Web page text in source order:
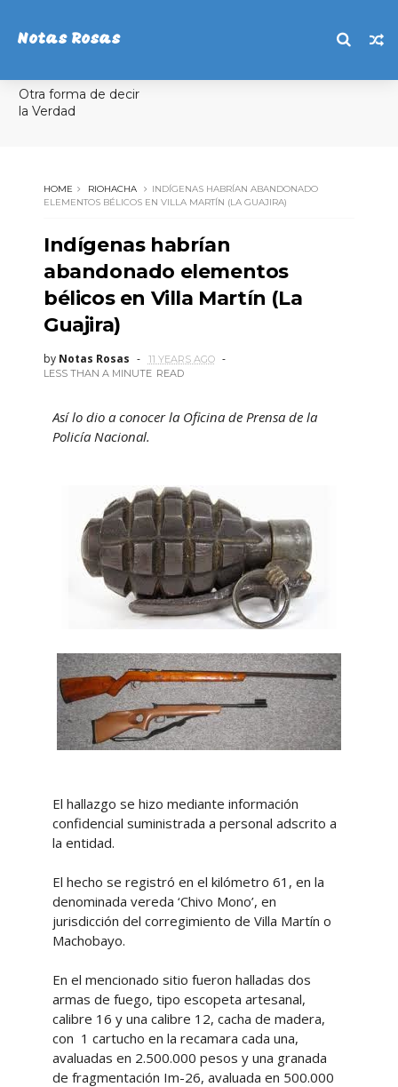
Notas Rosas
Otra forma de decir
la Verdad
HOME RIOHACHA
INDÍGENAS HABRÍAN ABANDONADO
ELEMENTOS BÉLICOS EN VILLA MARTÍN (LA GUAJIRA)
Indígenas habrían
abandonado elementos
bélicos en Villa Martín (La
Guajira)
by Notas Rosas
11 YEARS AGO
LESS THAN A MINUTE READ
Así lo dio a conocer la Oficina de Prensa de la
Policía Nacional.
El hallazgo se hizo mediante información
confidencial suministrada a personal adscrito a
la entidad.
El hecho se registró en el kilómetro 61, en la
denominada vereda ‘Chivo Mono’, en
jurisdicción del corregimiento de Villa Martín o
Machobayo.
En el mencionado sitio fueron halladas dos
armas de fuego, tipo escopeta artesanal,
calibre 16 y una calibre 12, cacha de madera,
con 1 cartucho en la recamara cada una,
avaluadas en 2.500.000 pesos y una granada
de fragmentación Im-26, avaluada en 500.000